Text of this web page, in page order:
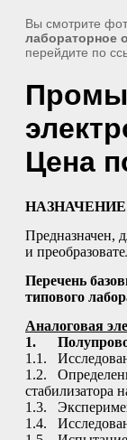
Вы смотрите
лабораторное
перейдите по
Цена
Предназначен,
и
Перечень
типового
Аналоговая
1.
1.1.
1.2.
стабилизатора
1.3.
1.4.